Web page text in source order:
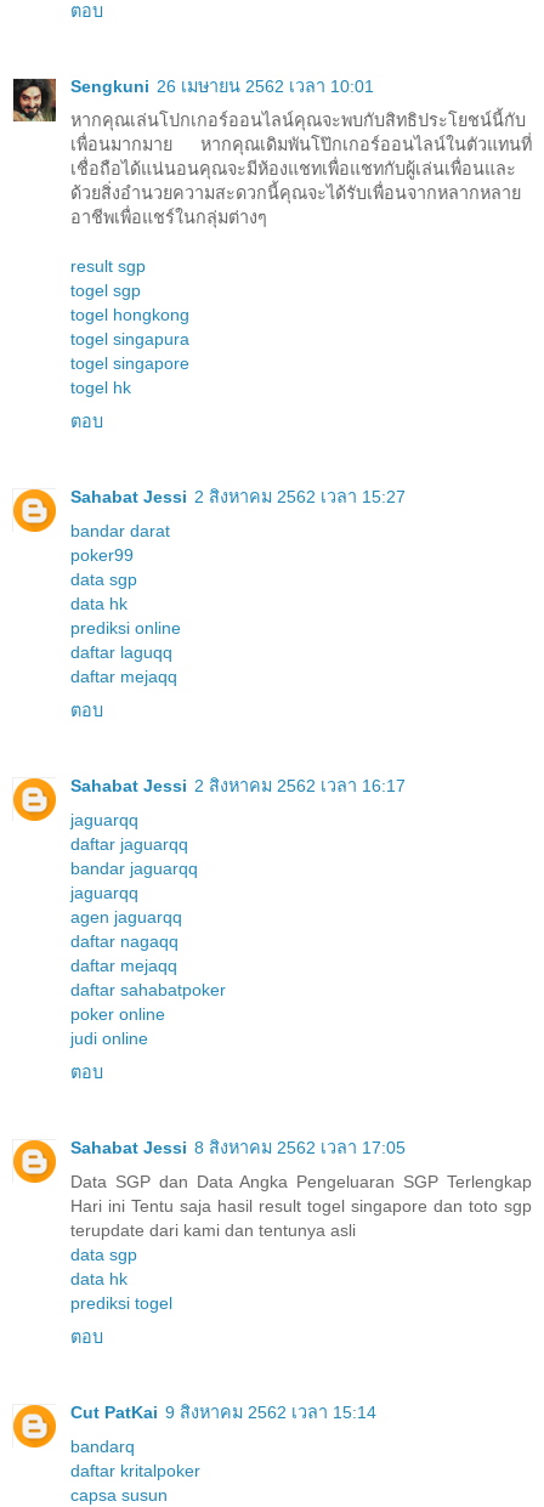
ตอบ
Sengkuni 26 เมษายน 2562 เวลา 10:01
หากคุณเล่นโปกเกอร์ออนไลน์คุณจะพบกับสิทธิประโยชน์นี้กับ
เพื่อนมากมาย หากคุณเดิมพันโป๊กเกอร์ออนไลน์ในตัวแทนที่
เชื่อถือได้แน่นอนคุณจะมีห้องแชทเพื่อแชทกับผู้เล่นเพื่อนและ
ด้วยสิ่งอำนวยความสะดวกนี้คุณจะได้รับเพื่อนจากหลากหลาย
อาชีพเพื่อแชร์ในกลุ่มต่างๆ
result sgp
togel sgp
togel hongkong
togel singapura
togel singapore
togel hk
ตอบ
Sahabat Jessi 2 สิงหาคม 2562 เวลา 15:27
bandar darat
poker99
data sgp
data hk
prediksi online
daftar laguqq
daftar mejaqq
ตอบ
Sahabat Jessi 2 สิงหาคม 2562 เวลา 16:17
jaguarqq
daftar jaguarqq
bandar jaguarqq
jaguarqq
agen jaguarqq
daftar nagaqq
daftar mejaqq
daftar sahabatpoker
poker online
judi online
ตอบ
Sahabat Jessi 8 สิงหาคม 2562 เวลา 17:05
Data SGP dan Data Angka Pengeluaran SGP Terlengkap
Hari ini Tentu saja hasil result togel singapore dan toto sgp
terupdate dari kami dan tentunya asli
data sgp
data hk
prediksi togel
ตอบ
Cut PatKai 9 สิงหาคม 2562 เวลา 15:14
bandarq
daftar kritalpoker
capsa susun